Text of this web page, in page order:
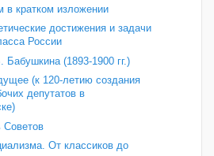
в кратком изложении
достижения и задачи
России
(1893-1900 гг.)
(к 120‑летию создания
депутатов в
Советов
От классиков до